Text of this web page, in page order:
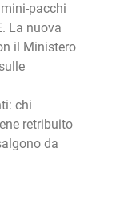
pacchi
La nuova
il Ministero
chi
retribuito
da